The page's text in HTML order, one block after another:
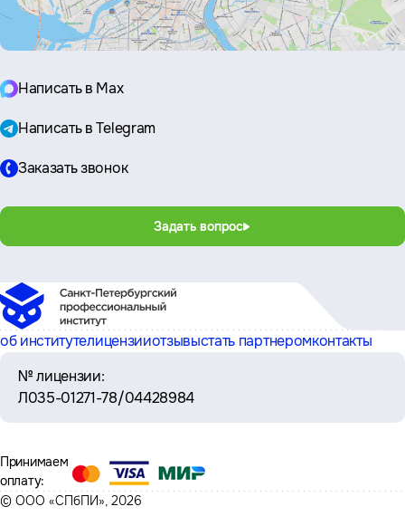
Написать в Max
Написать в Telegram
Заказать звонок
Задать вопрос
об институтелицензииотзывыстать партнеромконтакты
№ лицензии:
Л035-01271-78/04428984
© ООО «СПбПИ», 2026
Принимаем
оплату: